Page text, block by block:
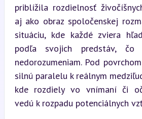
priblížila rozdielnosť
aj ako obraz spoločenskej
situáciu, kde každé zviera
podľa svojich predstáv,
nedorozumeniam. Pod
silnú paralelu k reálnym
kde rozdiely vo vnímaní či
vedú k rozpadu potenciálnych